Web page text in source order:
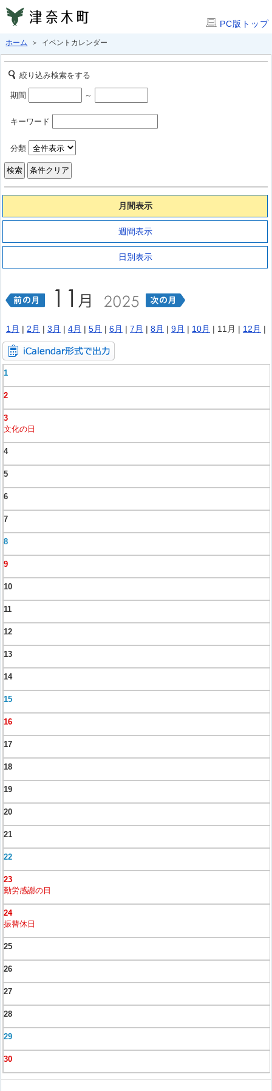
PC版トップ
ホーム ＞ イベントカレンダー
絞り込み検索をする
期間 ～
キーワード
分類
月間表示
週間表示
日別表示
1月 | 2月 | 3月 | 4月 | 5月 | 6月 | 7月 | 8月 | 9月 | 10月 | 11月 | 12月 |
1
2
3
文化の日
4
5
6
7
8
9
10
11
12
13
14
15
16
17
18
19
20
21
22
23
勤労感謝の日
24
振替休日
25
26
27
28
29
30